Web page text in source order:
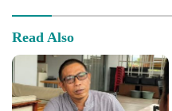
Read Also